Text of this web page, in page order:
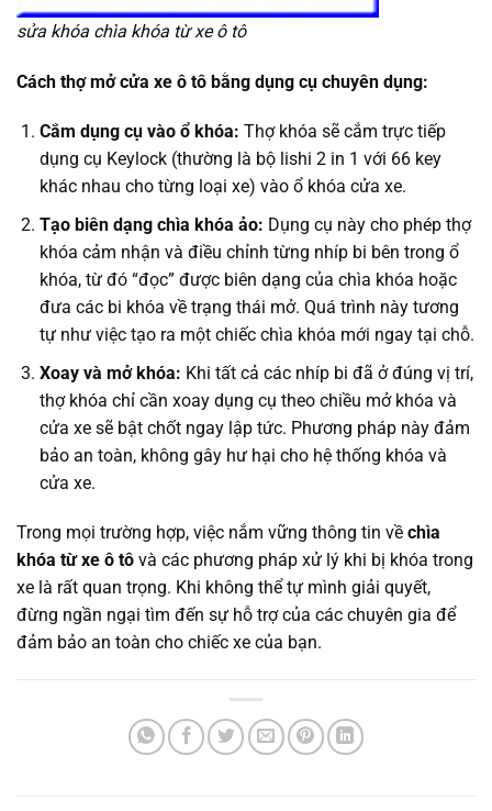
sửa khóa chìa khóa từ xe ô tô
Cách thợ mở cửa xe ô tô bằng dụng cụ chuyên dụng:
Cắm dụng cụ vào ổ khóa: Thợ khóa sẽ cắm trực tiếp
dụng cụ Keylock (thường là bộ lishi 2 in 1 với 66 key
khác nhau cho từng loại xe) vào ổ khóa cửa xe.
Tạo biên dạng chìa khóa ảo: Dụng cụ này cho phép thợ
khóa cảm nhận và điều chỉnh từng nhíp bi bên trong ổ
khóa, từ đó “đọc” được biên dạng của chìa khóa hoặc
đưa các bi khóa về trạng thái mở. Quá trình này tương
tự như việc tạo ra một chiếc chìa khóa mới ngay tại chỗ.
Xoay và mở khóa: Khi tất cả các nhíp bi đã ở đúng vị trí,
thợ khóa chỉ cần xoay dụng cụ theo chiều mở khóa và
cửa xe sẽ bật chốt ngay lập tức. Phương pháp này đảm
bảo an toàn, không gây hư hại cho hệ thống khóa và
cửa xe.
Trong mọi trường hợp, việc nắm vững thông tin về chìa
khóa từ xe ô tô và các phương pháp xử lý khi bị khóa trong
xe là rất quan trọng. Khi không thể tự mình giải quyết,
đừng ngần ngại tìm đến sự hỗ trợ của các chuyên gia để
đảm bảo an toàn cho chiếc xe của bạn.